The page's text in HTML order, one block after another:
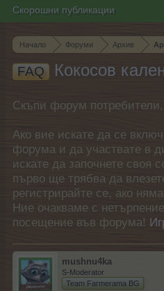
Начало Форуми Архив
FAQ Кокосов
Скъпи форум потребители,
Ако вие искате да се
форума и да участвате в
искате да започнете своя
първо ще трябва да
регистрирайте се, ако
Ние очакваме с
посещение във форума!
mushnu4ka
S-Moderator
Team Farmerama BG
Скорошни публикации